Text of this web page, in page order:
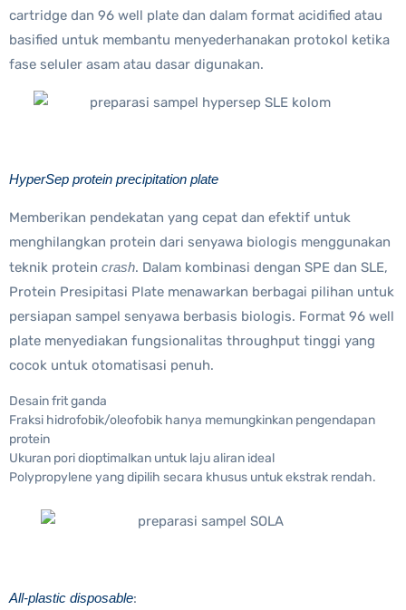
cartridge dan 96 well plate dan dalam format acidified atau
basified untuk membantu menyederhanakan protokol ketika
fase seluler asam atau dasar digunakan.
HyperSep protein precipitation plate
Memberikan pendekatan yang cepat dan efektif untuk
menghilangkan protein dari senyawa biologis menggunakan
teknik protein crash. Dalam kombinasi dengan SPE dan SLE,
Protein Presipitasi Plate menawarkan berbagai pilihan untuk
persiapan sampel senyawa berbasis biologis. Format 96 well
plate menyediakan fungsionalitas throughput tinggi yang
cocok untuk otomatisasi penuh.
Desain frit ganda
Fraksi hidrofobik/oleofobik hanya memungkinkan pengendapan
protein
Ukuran pori dioptimalkan untuk laju aliran ideal
Polypropylene yang dipilih secara khusus untuk ekstrak rendah.
All-plastic disposable: